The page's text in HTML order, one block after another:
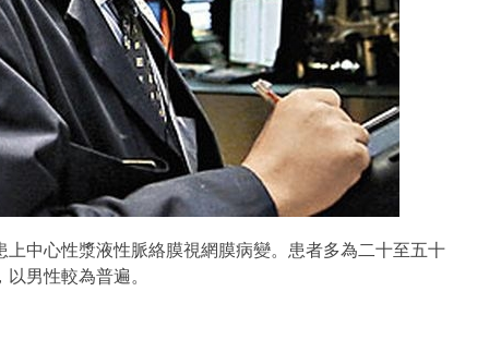
中心性漿液性脈絡膜視網膜病變。患者多為二十至五十
以男性較為普遍。